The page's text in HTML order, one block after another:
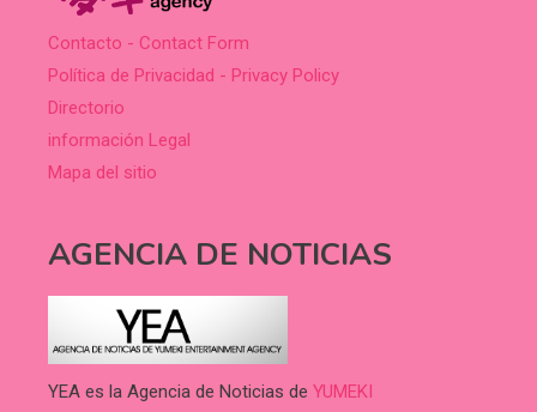
Contacto - Contact Form
Política de Privacidad - Privacy Policy
Directorio
información Legal
Mapa del sitio
AGENCIA DE NOTICIAS
YEA es la Agencia de Noticias de YUMEKI